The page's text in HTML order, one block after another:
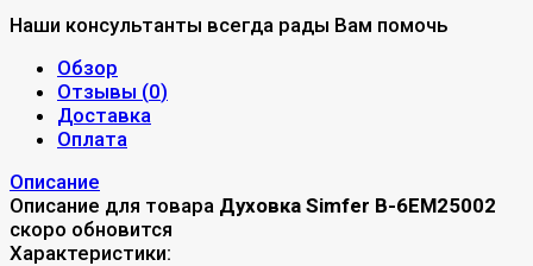
Наши консультанты всегда рады Вам помочь
Обзор
Отзывы (0)
Доставка
Оплата
Описание
Описание для товара Духовка Simfer B-6EM25002
скоро обновится
Характеристики: